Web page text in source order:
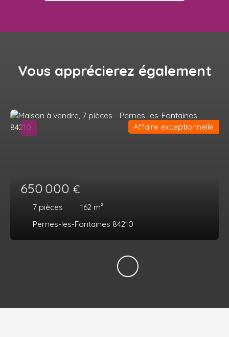
Vous apprécierez également
650 000 €
7 pièces 162 m²
Pernes-les-Fontaines 84210
Affaire exceptionnelle